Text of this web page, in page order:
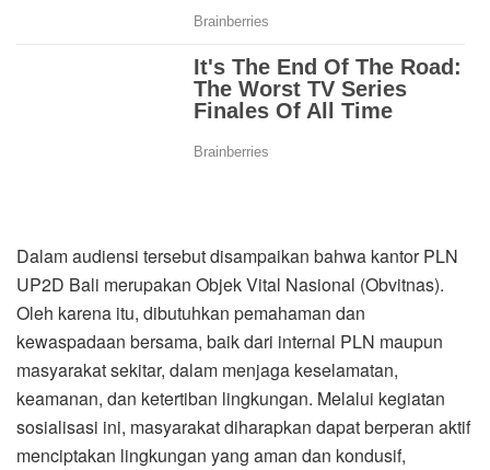
Dalam audiensi tersebut disampaikan bahwa kantor PLN
UP2D Bali merupakan Objek Vital Nasional (Obvitnas).
Oleh karena itu, dibutuhkan pemahaman dan
kewaspadaan bersama, baik dari internal PLN maupun
masyarakat sekitar, dalam menjaga keselamatan,
keamanan, dan ketertiban lingkungan. Melalui kegiatan
sosialisasi ini, masyarakat diharapkan dapat berperan aktif
menciptakan lingkungan yang aman dan kondusif,